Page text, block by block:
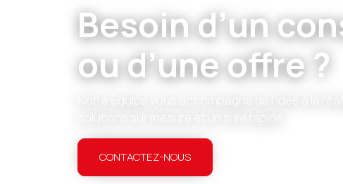
Besoin d’un
ou d’une offre ?
CONTACTEZ-NOUS